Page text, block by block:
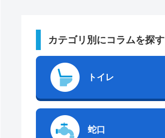
カテゴリ別にコラムを探す
トイレ
蛇口